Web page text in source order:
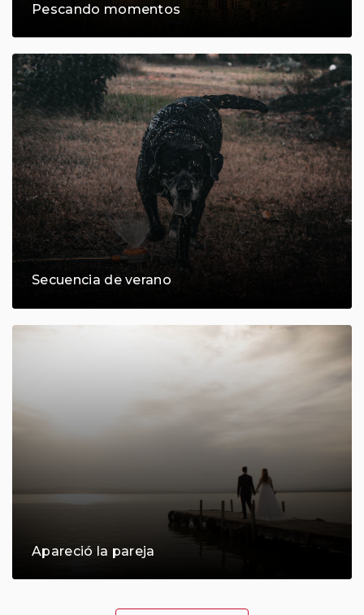
Pescando momentos
Secuencia de verano
Apareció la pareja